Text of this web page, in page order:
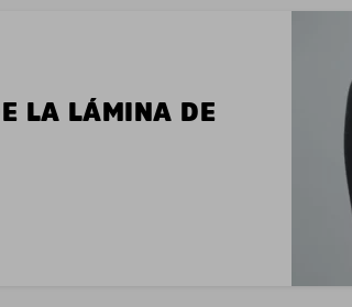
LA LÁMINA DE